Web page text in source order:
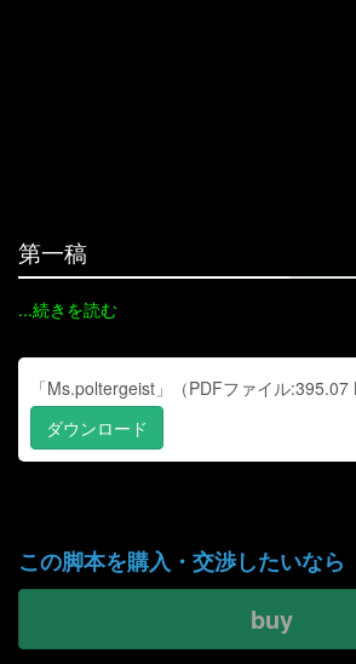
第一稿
...続きを読む
「Ms.poltergeist」（PDFファイル:395.07
ダウンロード
この脚本を購入・交渉したいなら
buy